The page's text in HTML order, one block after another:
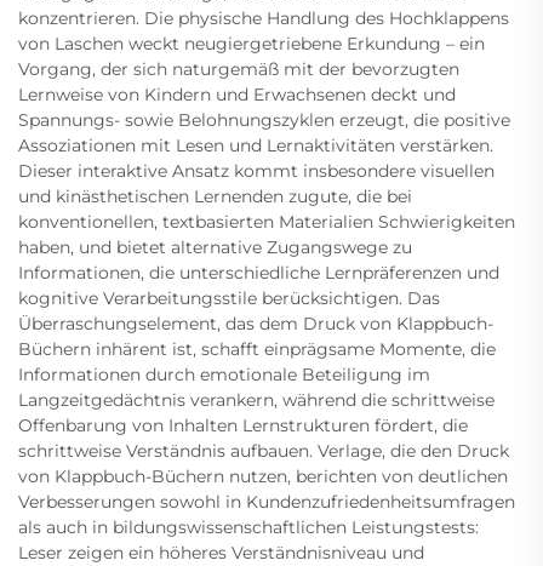
konzentrieren. Die physische Handlung des Hochklappens
von Laschen weckt neugiergetriebene Erkundung – ein
Vorgang, der sich naturgemäß mit der bevorzugten
Lernweise von Kindern und Erwachsenen deckt und
Spannungs- sowie Belohnungszyklen erzeugt, die positive
Assoziationen mit Lesen und Lernaktivitäten verstärken.
Dieser interaktive Ansatz kommt insbesondere visuellen
und kinästhetischen Lernenden zugute, die bei
konventionellen, textbasierten Materialien Schwierigkeiten
haben, und bietet alternative Zugangswege zu
Informationen, die unterschiedliche Lernpräferenzen und
kognitive Verarbeitungsstile berücksichtigen. Das
Überraschungselement, das dem Druck von Klappbuch-
Büchern inhärent ist, schafft einprägsame Momente, die
Informationen durch emotionale Beteiligung im
Langzeitgedächtnis verankern, während die schrittweise
Offenbarung von Inhalten Lernstrukturen fördert, die
schrittweise Verständnis aufbauen. Verlage, die den Druck
von Klappbuch-Büchern nutzen, berichten von deutlichen
Verbesserungen sowohl in Kundenzufriedenheitsumfragen
als auch in bildungswissenschaftlichen Leistungstests:
Leser zeigen ein höheres Verständnisniveau und